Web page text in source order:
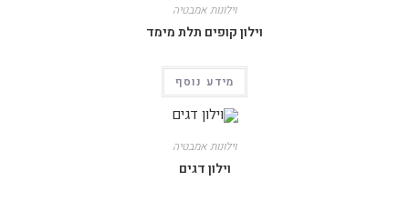
וילונות אמבטיה
וילון קופים תלת מימד
מידע נוסף
וילונות אמבטיה
וילון דגים